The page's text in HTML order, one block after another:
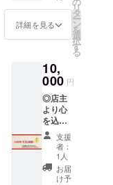
ケット
※1枚に
つき1名
様分と
す。 ※
有効期
限 2024
年12月
末まで
※その他
クーポ
ンや割
引との
併用は
できま
詳細を見る
リ
タ
ー
ン
を
選
択
す
る
10,
000 円
◎店主
より心
を込め
た手紙
◎『酒
処 酔
為』で
ご利用
支援
者：
1人
お届
け予